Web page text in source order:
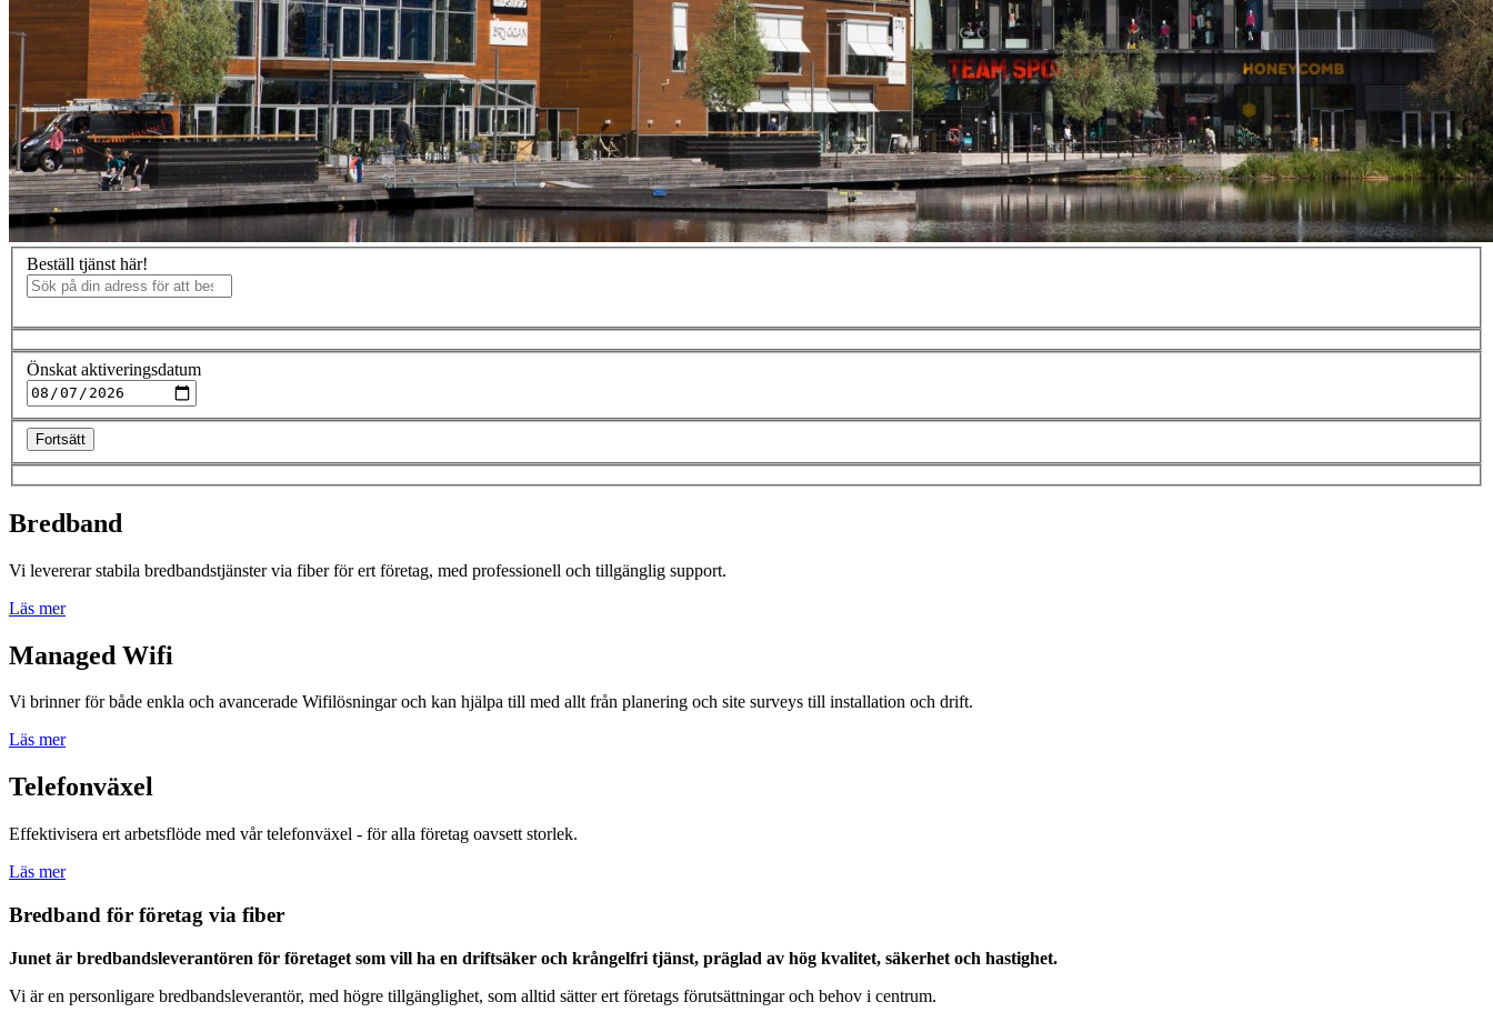
Beställ tjänst här!
Önskat aktiveringsdatum
Fortsätt
Bredband
Vi levererar stabila bredbandstjänster via fiber för ert företag, med professionell och tillgänglig support.
Läs mer
Managed Wifi
Vi brinner för både enkla och avancerade Wifilösningar och kan hjälpa till med allt från planering och site surveys till installation och drift.
Läs mer
Telefonväxel
Effektivisera ert arbetsflöde med vår telefonväxel - för alla företag oavsett storlek.
Läs mer
Bredband för företag via fiber
Junet är bredbandsleverantören för företaget som vill ha en driftsäker och krångelfri tjänst, präglad av hög kvalitet, säkerhet och hastighet.
Vi är en personligare bredbandsleverantör, med högre tillgänglighet, som alltid sätter ert företags förutsättningar och behov i centrum.